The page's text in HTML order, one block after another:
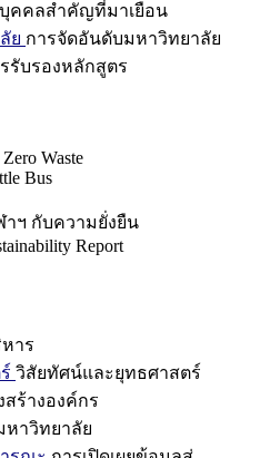
บุคคลสำคัญที่มาเยือน
ย การจัดอันดับมหาวิทยาลัย
รับรองหลักสูตร
Waste
Bus
าฯ กับความยั่งยืน
Report
าร
วิสัยทัศน์และยุทธศาสตร์
สร้างองค์กร
หาวิทยาลัย